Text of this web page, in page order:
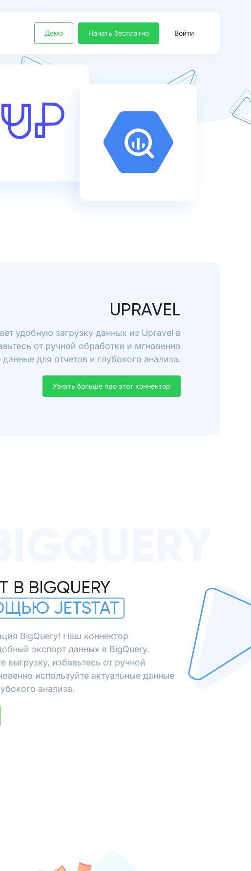
Демо Начать бесплатно Войти
UPRAVEL
удобную загрузку данных из Upravel в
от ручной обработки и мгновенно
для отчетов и глубокого анализа.
Узнать больше про этот коннектор
BIGQUERY
JETSTAT
BigQuery! Наш коннектор
экспорт данных в BigQuery.
выгрузку, избавьтесь от ручной
используйте актуальные данные
анализа.